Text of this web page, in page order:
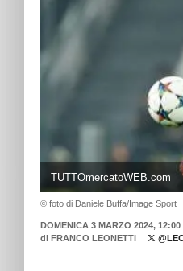
TUTTOmercatoWEB.com
© foto di Daniele Buffa/Image Sport
DOMENICA 3 MARZO 2024, 12:00
di FRANCO LEONETTI